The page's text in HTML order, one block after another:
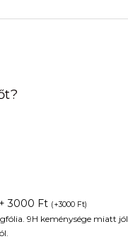
3000 Ft (+3000 Ft)
9H keménysége miatt jól